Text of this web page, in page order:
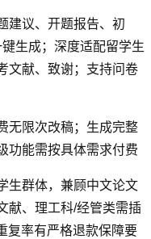
建议、开题报告、初
生成；深度适配留学生
文献、致谢；支持问卷
无限次改稿；生成完整
功能需按具体需求付费
生群体，兼顾中文论文
献、理工科/经管类需插
复率有严格退款保障要